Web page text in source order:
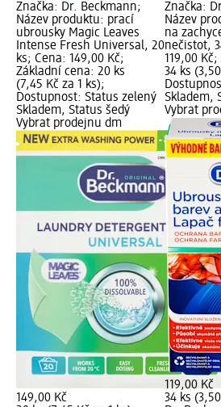
Značka: Dr. Beckmann;
Název produktu: prací
ubrousky Magic Leaves
Intense Fresh Universal, 20
ks; Cena: 149,00 Kč;
Základní cena: 20 ks
(7,45 Kč za 1 ks);
Dostupnost: Status zelený
Skladem, Status šedý
Vybrat prodejnu dm
149,00 Kč
Značka:
Název
na
nečistot,
119,00
34 ks
Skladem,
Vybrat
119,00 Kč
34 ks